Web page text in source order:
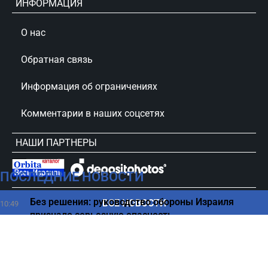
ПОСЛЕДНИЕ НОВОСТИ
10:49
Без решения: руководство обороны Израиля
признало серьезную опасность
ВСЕ НОВОСТИ
ИНФОРМАЦИЯ
О нас
Обратная связь
Информация об ограничениях
Комментарии в наших соцсетях
НАШИ ПАРТНЕРЫ
сursorinfo.co.il © Все права защищены